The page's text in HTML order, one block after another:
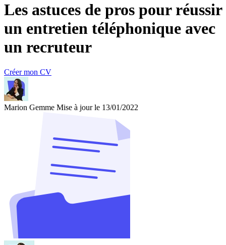
Les astuces de pros pour réussir
un entretien téléphonique avec
un recruteur
Créer mon CV
Marion Gemme Mise à jour le 13/01/2022